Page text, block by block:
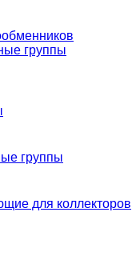
группы
группы
для коллекторов